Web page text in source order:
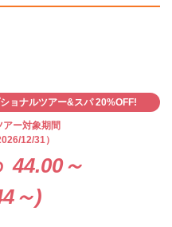
ョナルツアー&スパ 20%OFF!
アー対象期間
12/31）
44.00～
～)